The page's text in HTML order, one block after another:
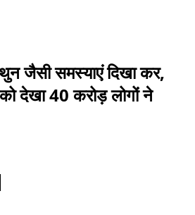
जैसी समस्याएं दिखा कर,
देखा 40 करोड़ लोगों ने